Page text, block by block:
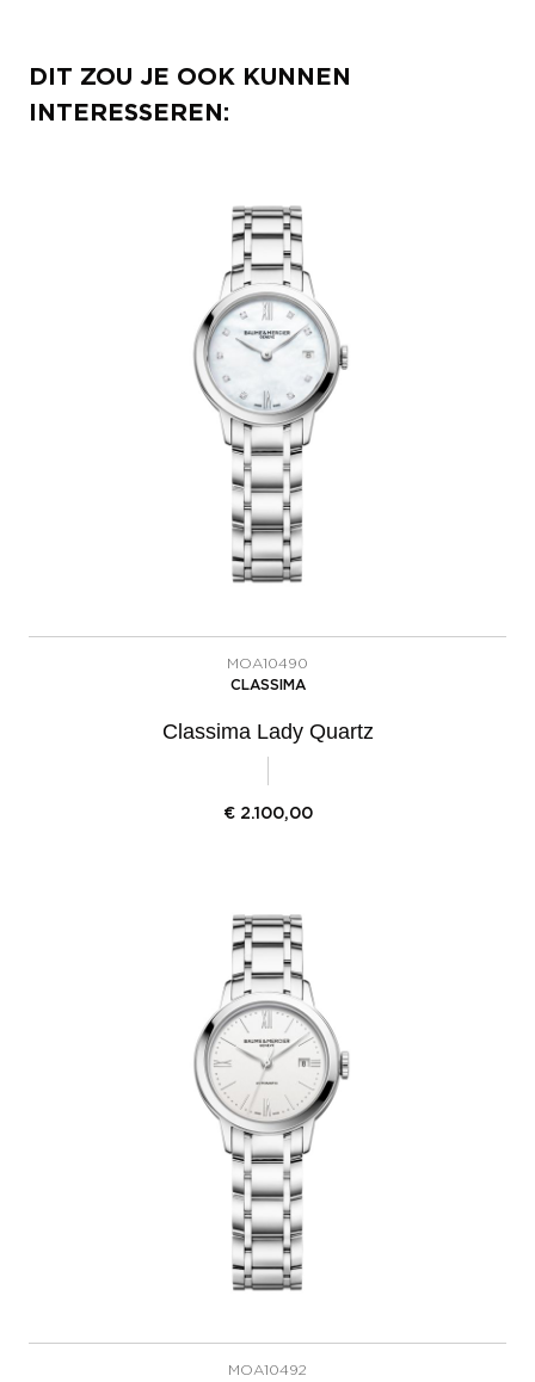
DIT ZOU JE OOK KUNNEN
INTERESSEREN:
MOA10490
CLASSIMA
Classima Lady Quartz
€ 2.100,00
MOA10492